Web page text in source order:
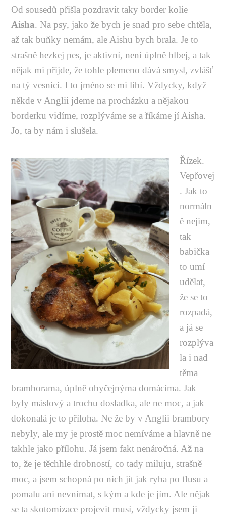
Od sousedů přišla pozdravit taky border kolie
Aisha. Na psy, jako že bych je snad pro sebe chtěla,
až tak buňky nemám, ale Aishu bych brala. Je to
strašně hezkej pes, je aktivní, neni úplně blbej, a tak
nějak mi přijde, že tohle plemeno dává smysl, zvlášť
na tý vesnici. I to jméno se mi líbí. Vždycky, když
někde v Anglii jdeme na procházku a nějakou
borderku vidíme, rozplýváme se a říkáme jí Aisha.
Jo, ta by nám i slušela.
Řízek.
Vepřovej
. Jak to
normáln
ě nejim,
tak
babička
to umí
udělat,
že se to
rozpadá,
a já se
rozplýva
la i nad
těma
bramborama, úplně obyčejnýma domácíma. Jak
byly máslový a trochu dosladka, ale ne moc, a jak
dokonalá je to příloha. Ne že by v Anglii brambory
nebyly, ale my je prostě moc nemíváme a hlavně ne
takhle jako přílohu. Já jsem fakt nenáročná. Až na
to, že je těchhle drobností, co tady miluju, strašně
moc, a jsem schopná po nich jít jak ryba po flusu a
pomalu ani nevnímat, s kým a kde je jím. Ale nějak
se ta skotomizace projevit musí, vždycky jsem ji